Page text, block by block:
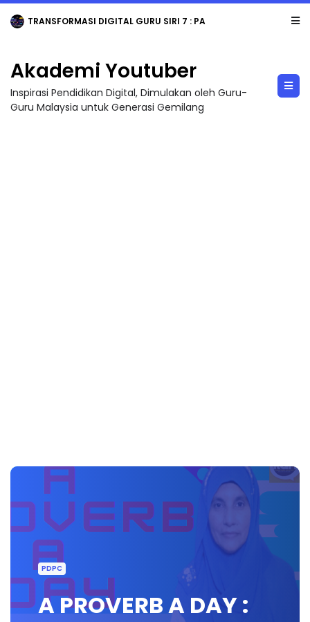
TRANSFORMASI DIGITAL GURU SIRI 7 : PAHLAWAN DIGITAL PENYELAMAT DUNIA
Akademi Youtuber
Inspirasi Pendidikan Digital, Dimulakan oleh Guru-
Guru Malaysia untuk Generasi Gemilang
PDPC
A PROVERB A DAY :